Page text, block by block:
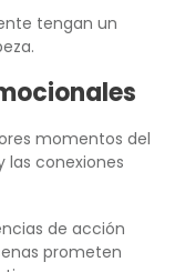
tengan un
momentos del
las conexiones
de acción
prometen